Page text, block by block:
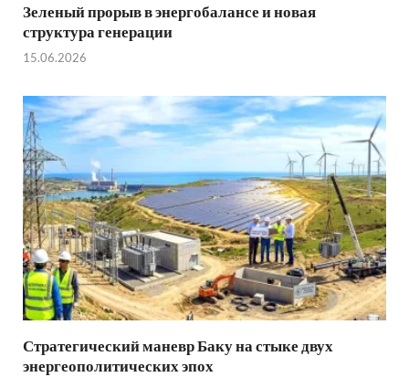
Зеленый прорыв в энергобалансе и новая
структура генерации
15.06.2026
Стратегический маневр Баку на стыке двух
энергеополитических эпох